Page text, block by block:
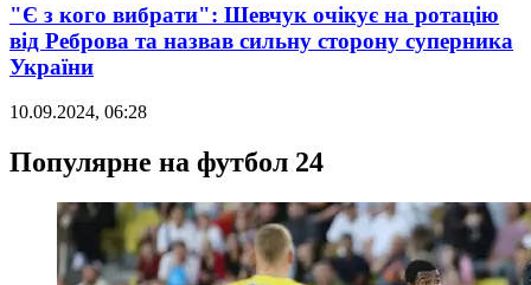
"Є з кого вибрати": Шевчук очікує на ротацію
від Реброва та назвав сильну сторону суперника
України
10.09.2024, 06:28
Популярне на футбол 24